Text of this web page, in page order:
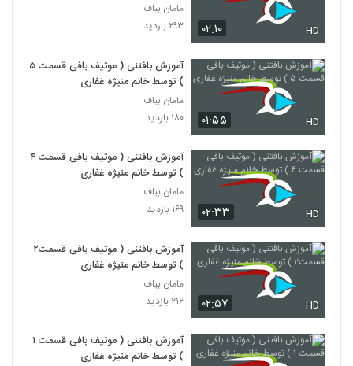
۰۲:۱۰ HD
مامان بباف
۲۹۳ بازدید
۰۱:۵۵ HD
آموزش بافتنی ( موتیف بافی قسمت ۵
) توسط خانم منیژه غفاری
مامان بباف
۱۸۰ بازدید
۰۲:۳۳ HD
آموزش بافتنی ( موتیف بافی قسمت ۴
) توسط خانم منیژه غفاری
مامان بباف
۱۶۹ بازدید
۰۲:۵۷ HD
آموزش بافتنی ( موتیف بافی قسمت۲
) توسط خانم منیژه غفاری
مامان بباف
۲۱۶ بازدید
آموزش بافتنی ( موتیف بافی قسمت ۱
) توسط خانم منیژه غفاری